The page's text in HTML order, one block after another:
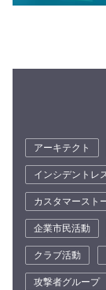
アーキテクト
インシデントレ
カスタマースト
企業市民活動
クラブ活動
攻撃者グループ